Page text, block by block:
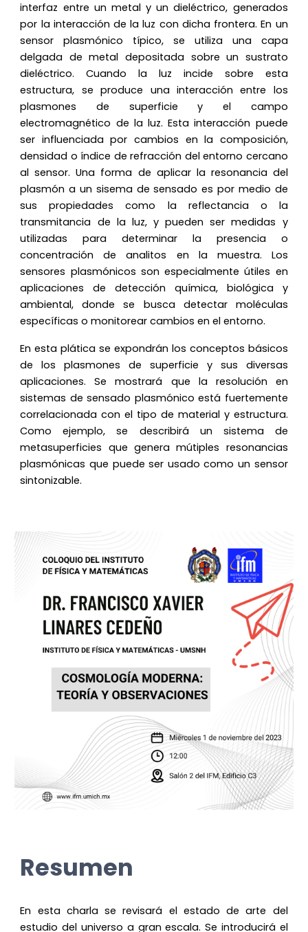
interfaz entre un metal y un dieléctrico, generados
por la interacción de la luz con dicha frontera. En un
sensor plasmónico típico, se utiliza una capa
delgada de metal depositada sobre un sustrato
dieléctrico. Cuando la luz incide sobre esta
estructura, se produce una interacción entre los
plasmones de superficie y el campo
electromagnético de la luz. Esta interacción puede
ser influenciada por cambios en la composición,
densidad o índice de refracción del entorno cercano
al sensor. Una forma de aplicar la resonancia del
plasmón a un sisema de sensado es por medio de
sus propiedades como la reflectancia o la
transmitancia de la luz, y pueden ser medidas y
utilizadas para determinar la presencia o
concentración de analitos en la muestra. Los
sensores plasmónicos son especialmente útiles en
aplicaciones de detección química, biológica y
ambiental, donde se busca detectar moléculas
específicas o monitorear cambios en el entorno.
En esta plática se expondrán los conceptos básicos
de los plasmones de superficie y sus diversas
aplicaciones. Se mostrará que la resolución en
sistemas de sensado plasmónico está fuertemente
correlacionada con el tipo de material y estructura.
Como ejemplo, se describirá un sistema de
metasuperficies que genera mútiples resonancias
plasmónicas que puede ser usado como un sensor
sintonizable.
Resumen
En esta charla se revisará el estado de arte del
estudio del universo a gran escala. Se introducirá el